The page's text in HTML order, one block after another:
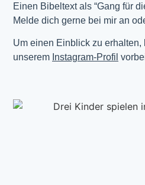
Einen Bibeltext als “Gang für
Melde dich gerne bei mir an
Um einen Einblick zu erhalten,
unserem Instagram-Profil